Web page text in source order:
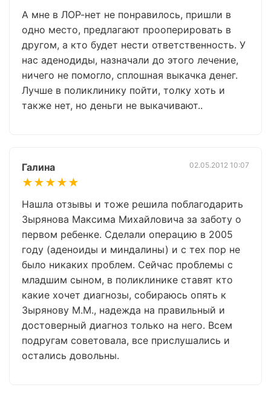
А мне в ЛОР-нет не понравилось, пришли в
одно место, предлагают прооперировать в
другом, а кто будет нести ответственность. У
нас аденодиды, назначали до этого лечение,
ничего не помогло, сплошная выкачка денег.
Лучше в поликлинику пойти, толку хоть и
также нет, но деньги не выкачивают..
Галина
★★★★★
02.05.2012 10:07
Нашла отзывы и тоже решила поблагодарить
Зырянова Максима Михайловича за заботу о
первом ребенке. Сделали операцию в 2005
году (аденоиды и миндалины) и с тех пор не
было никаких проблем. Сейчас проблемы с
младшим сыном, в поликлинике ставят кто
какие хочет диагнозы, собираюсь опять к
Зырянову М.М., надежда на правильный и
достоверный диагноз только на него. Всем
подругам советовала, все прислушались и
остались довольны.